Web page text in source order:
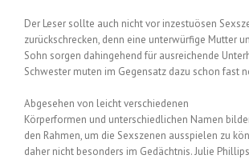
Der Leser sollte auch nicht vor inzestuösen
zurückschrecken, denn eine unterwürfige Mutter
Sohn sorgen dahingehend für ausreichende
Schwester muten im Gegensatz dazu schon fast
Abgesehen von leicht verschiedenen
Körperformen und unterschiedlichen Namen
den Rahmen, um die Sexszenen ausspielen zu
daher nicht besonders im Gedächtnis. Julie